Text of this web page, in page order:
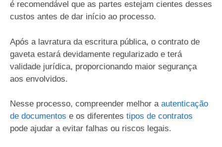
é recomendável que as partes estejam cientes desses
custos antes de dar início ao processo.
Após a lavratura da escritura pública, o contrato de
gaveta estará devidamente regularizado e terá
validade jurídica, proporcionando maior segurança
aos envolvidos.
Nesse processo, compreender melhor a autenticação
de documentos e os diferentes tipos de contratos
pode ajudar a evitar falhas ou riscos legais.